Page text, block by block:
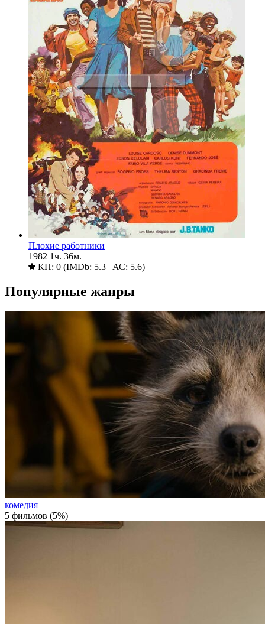
Плохие работники
1982 1ч. 36м.
КП: 0 (IMDb: 5.3 | АС: 5.6)
Популярные жанры
комедия
5 фильмов (5%)